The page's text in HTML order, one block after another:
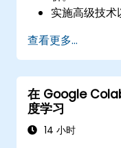
实施高级技术
查看更多...
在 Google
度学习
14 小时